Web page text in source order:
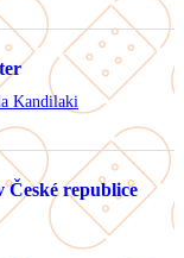
Kandilaki
České republice